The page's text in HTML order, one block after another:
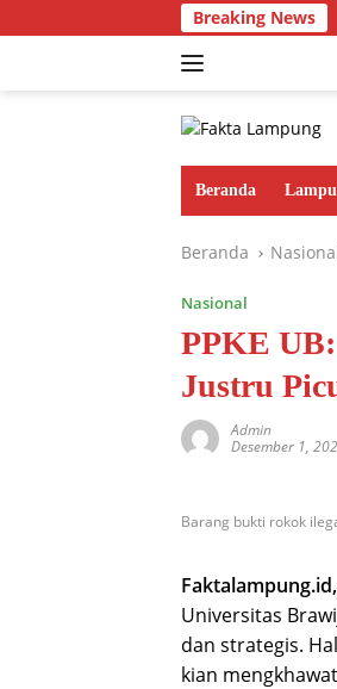
ke
Breaking News
Beranda
Beranda
Nasional
PPKE
Justru
Admin
Desember 1,
Barang bukti rokok
Universitas
dan strategis.
kian